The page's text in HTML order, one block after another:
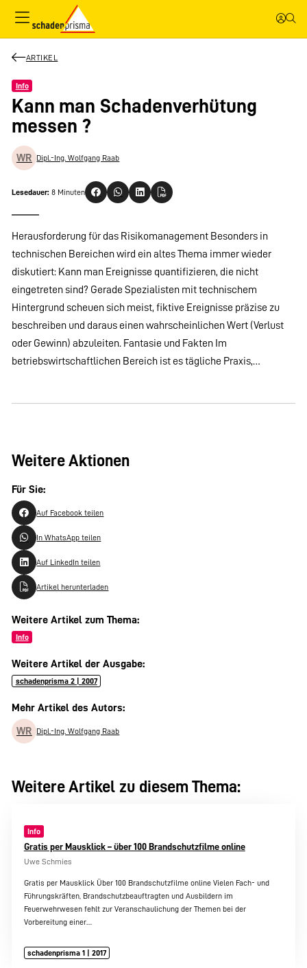
ARTIKEL
Info
Kann man Schadenverhütung
messen ?
WR Dipl.-Ing. Wolfgang Raab
Lesedauer: 8 Minuten
Herausforderung für das Risikomanagement Besonders in
technischen Bereichen wird ein altes Thema immer wieder
diskutiert: Kann man Ereignisse quantifizieren, die nicht
eingetreten sind? Gerade Spezialisten mit technischem
Hintergrund scheuen sich meist, fiktive Ereignisse präzise zu
beschreiben und daraus einen wahrscheinlichen Wert (Verlust
oder Gewinn) abzuleiten. Fantasie und Fakten Im
betriebswirtschaftlichen Bereich ist es tägliche Praxis,…
Weitere Aktionen
Für Sie:
Auf Facebook teilen
In WhatsApp teilen
Auf LinkedIn teilen
Artikel herunterladen
Weitere Artikel zum Thema:
Info
Weitere Artikel der Ausgabe:
schadenprisma 2 | 2007
Mehr Artikel des Autors:
WR Dipl.-Ing. Wolfgang Raab
Weitere Artikel zu diesem Thema:
Info
Gratis per Mausklick – über 100 Brandschutzfilme online
Uwe Schmies
Gratis per Mausklick Über 100 Brandschutzfilme online Vielen Fach- und
Führungskräften, Brandschutzbeauftragten und Ausbildern im
Feuerwehrwesen fehlt zur Veranschaulichung der Themen bei der
Vorbereitung einer…
schadenprisma 1 | 2017